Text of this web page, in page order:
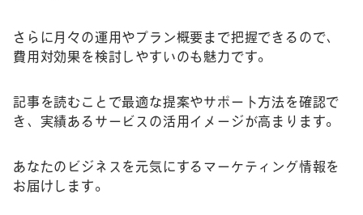
さらに月々の運用やプラン概要まで把握できるので、
費用対効果を検討しやすいのも魅力です。
記事を読むことで最適な提案やサポート方法を確認で
き、実績あるサービスの活用イメージが高まります。
あなたのビジネスを元気にするマーケティング情報を
お届けします。